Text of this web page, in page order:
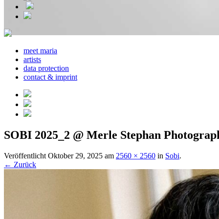
meet maria
artists
data protection
contact & imprint
SOBI 2025_2 @ Merle Stephan
Veröffentlicht Oktober 29, 2025 am 2560 × 2560 in Sobi.
← Zurück